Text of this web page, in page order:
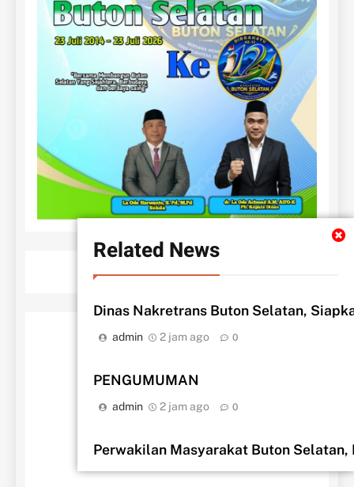
Related News
Dinas Nakretrans Buton Selatan,
admin 2 jam ago 0
PENGUMUMAN
admin 2 jam ago 0
Perwakilan Masyarakat Buton
admin 1 hari ago 0